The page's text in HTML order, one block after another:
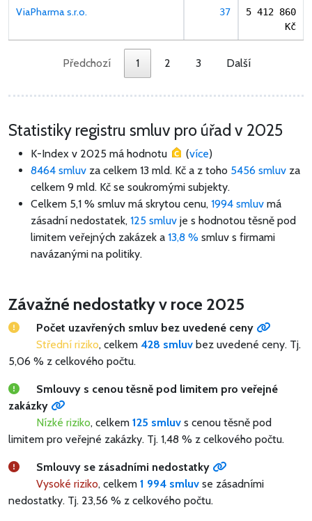
ViaPharma s.r.o. 37
5 412 860
Kč
Předchozí 1 2 3 Další
Statistiky registru smluv pro úřad v 2025
K-Index v 2025 má hodnotu (více)
8464 smluv za celkem 13 mld. Kč a z toho 5456 smluv za
celkem 9 mld. Kč se soukromými subjekty.
Celkem 5,1 % smluv má skrytou cenu, 1994 smluv má
zásadní nedostatek, 125 smluv je s hodnotou těsně pod
limitem veřejných zakázek a 13,8 % smluv s firmami
navázanými na politiky.
Závažné nedostatky v roce 2025
Počet uzavřených smluv bez uvedené ceny
Střední riziko, celkem 428 smluv bez uvedené ceny. Tj.
5,06 % z celkového počtu.
Smlouvy s cenou těsně pod limitem pro veřejné
zakázky
Nízké riziko, celkem 125 smluv s cenou těsně pod
limitem pro veřejné zakázky. Tj. 1,48 % z celkového počtu.
Smlouvy se zásadními nedostatky
Vysoké riziko, celkem 1 994 smluv se zásadními
nedostatky. Tj. 23,56 % z celkového počtu.